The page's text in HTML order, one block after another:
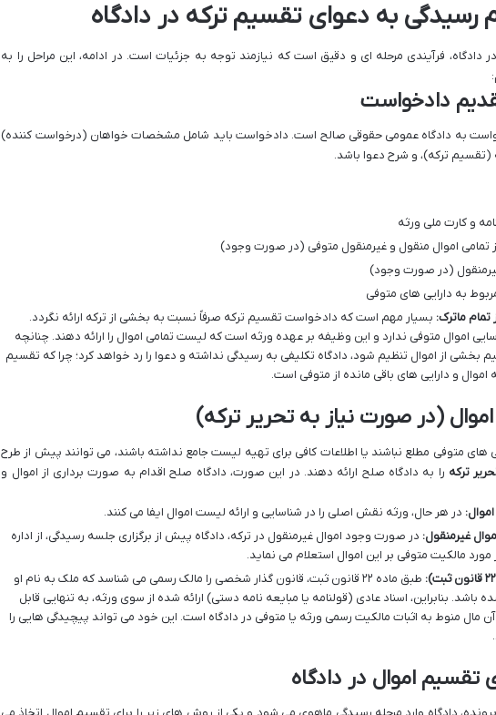
رسیدگی به دعوای تقسیم ترکه در دادگاه
فرآیندی مرحله ای و دقیق است که نیازمند توجه به جزئیات است. در ادامه، این مراحل را به
به دادگاه عمومی حقوقی صالح است. دادخواست باید شامل مشخصات خواهان (درخواست کننده)
(تقسیم ترکه)، و شرح دعوا باشد.
و کارت ملی ورثه
تمامی اموال منقول و غیرمنقول متوفی (در صورت وجود)
(در صورت وجود)
به دارایی های متوفی
تمام ماترک: بسیار مهم است که دادخواست تقسیم ترکه صرفاً نسبت به بخشی از ترکه ارائه نگردد.
اموال متوفی ندارد و این وظیفه بر عهده ورثه است که لیست تمامی اموال را ارائه دهند. چنانچه
بخشی از اموال تنظیم شود، دادگاه تکلیفی به رسیدگی نداشته و دعوا را رد خواهد کرد؛ چرا که تقسیم
و دارایی های باقی مانده از متوفی است.
های متوفی مطلع نباشند یا اطلاعات کافی برای تهیه لیست جامع نداشته باشند، می توانند پیش از طرح
ترکه را به دادگاه صلح ارائه دهند. در این صورت، دادگاه صلح اقدام به صورت برداری از اموال و
در هر حال، ورثه نقش اصلی را در شناسایی و ارائه لیست اموال ایفا می کنند.
غیرمنقول: در صورت وجود اموال غیرمنقول در ترکه، دادگاه پیش از برگزاری جلسه رسیدگی، از اداره
مالکیت متوفی بر این اموال استعلام می نماید.
طبق ماده ۲۲ قانون ثبت، قانون گذار شخصی را مالک رسمی می شناسد که ملک به نام او
باشد. بنابراین، اسناد عادی (قولنامه یا مبایعه نامه دستی) ارائه شده از سوی ورثه، به تنهایی قابل
مال منوط به اثبات مالکیت رسمی ورثه یا متوفی در دادگاه است. این خود می تواند پیچیدگی هایی را